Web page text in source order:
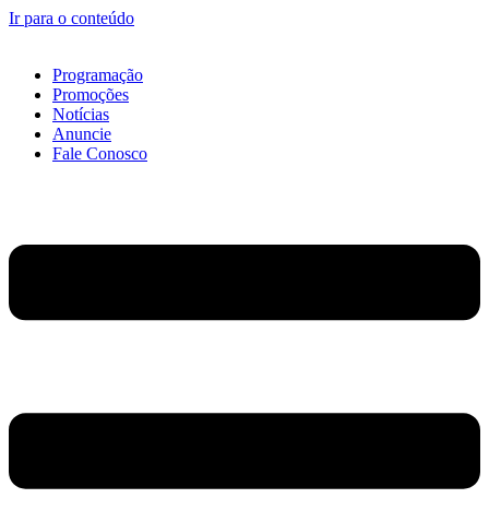
Ir para o conteúdo
Programação
Promoções
Notícias
Anuncie
Fale Conosco